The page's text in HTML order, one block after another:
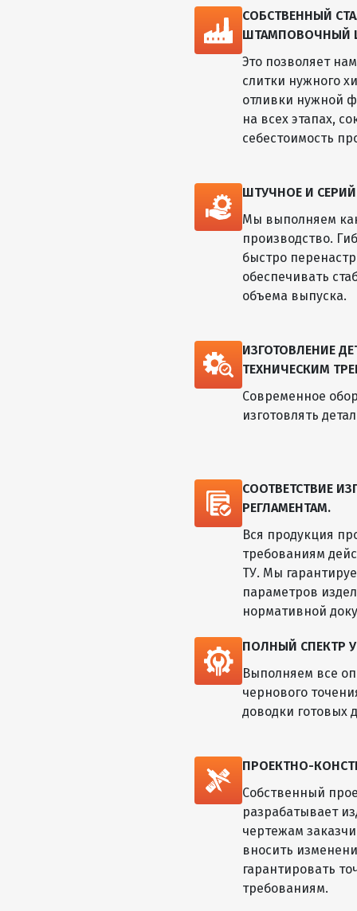
СОБСТВЕННЫЙ
ШТАМПОВОЧНЫЙ
Это позволяет
слитки нужного
отливки нужной
на всех этапах,
себестоимость
ШТУЧНОЕ И
Мы выполняем
производство.
быстро
обеспечивать
объема выпуска.
ИЗГОТОВЛЕНИЕ
ТЕХНИЧЕСКИМ
Современное
изготовлять
СООТВЕТСТВИЕ
РЕГЛАМЕНТАМ.
Вся продукция
требованиям
ТУ. Мы
параметров
нормативной
ПОЛНЫЙ СПЕКТР
Выполняем все
чернового
доводки готовых
ПРОЕКТНО-
Собственный
разрабатывает
чертежам
вносить
гарантировать
требованиям.